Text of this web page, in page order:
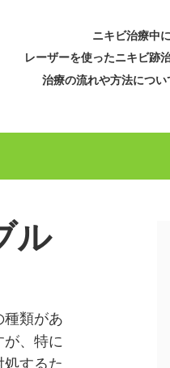
ニキビ治療中
レーザーを使ったニキビ跡
治療の流れや方法につい
ル
類があ
、特に
するた